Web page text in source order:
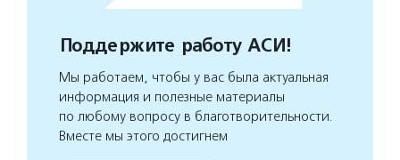
Поддержите работу АСИ!
Мы работаем, чтобы у вас была актуальная
информация и полезные материалы
по любому вопросу в благотворительности.
Вместе мы этого достигнем